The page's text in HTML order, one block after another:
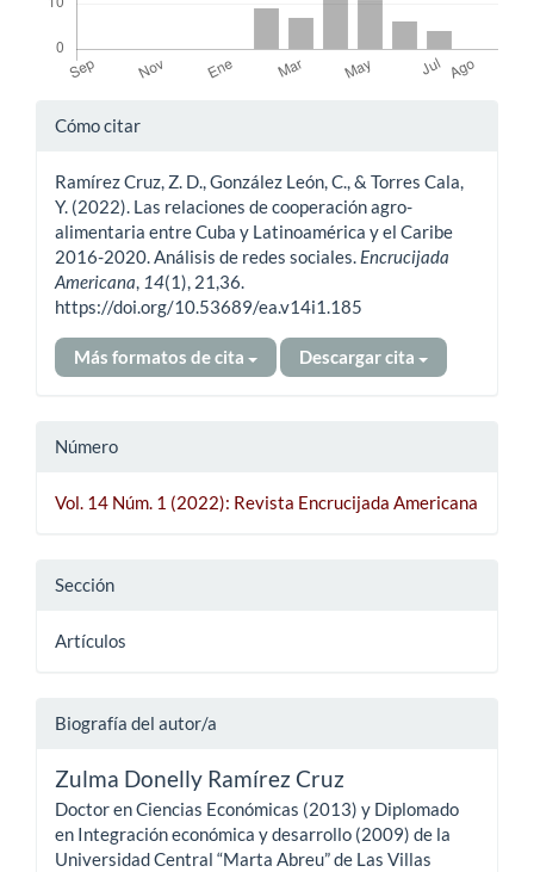
Detalles
artículo
Cómo citar
Ramírez Cruz, Z. D., González León, C., & Torres Cala,
Y. (2022). Las relaciones de cooperación agro-
alimentaria entre Cuba y Latinoamérica y el Caribe
2016-2020. Análisis de redes sociales. Encrucijada
Americana, 14(1), 21,36.
https://doi.org/10.53689/ea.v14i1.185
Más formatos de cita Descargar cita
Número
Vol. 14 Núm. 1 (2022): Revista Encrucijada Americana
Sección
Artículos
Biografía del autor/a
Zulma Donelly Ramírez Cruz
Doctor en Ciencias Económicas (2013) y Diplomado
en Integración económica y desarrollo (2009) de la
Universidad Central “Marta Abreu” de Las Villas